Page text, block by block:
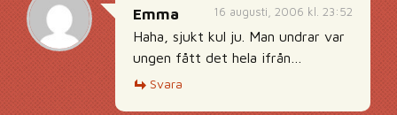
16 augusti, 2006 kl. 23:52
Emma
Haha, sjukt kul ju. Man undrar var
ungen fått det hela ifrån…
Svara